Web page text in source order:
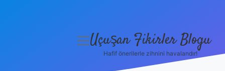
menüyü
Uçuşan Fikirler Blogu
Hafif önerilerle zihnini havalandır!